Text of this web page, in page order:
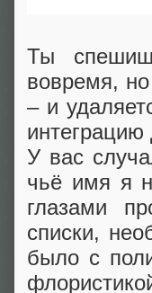
Ты
вовремя,
– и
У вас
чьё имя я
глазами
списки,
было с